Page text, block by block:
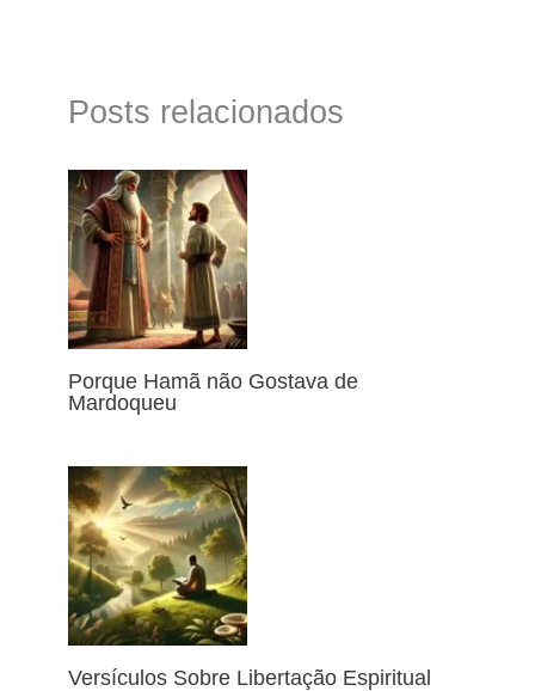
Posts relacionados
Porque Hamã não Gostava de
Mardoqueu
Versículos Sobre Libertação Espiritual